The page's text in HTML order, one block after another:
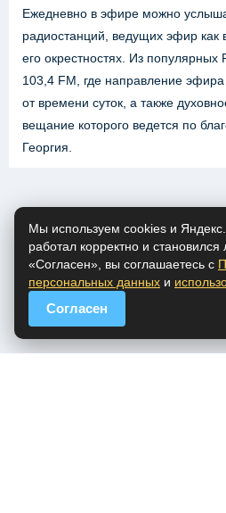
Ежедневно в эфире можно
радиостанций, ведущих эфир как
его окрестностях. Из популярных
103,4 FM, где направление
от времени суток, а также
вещание которого ведется по
Георгия.
Мы используем cookies и
работал корректно и
«Согласен», вы соглашаетесь с
персональных данных и
Согласен